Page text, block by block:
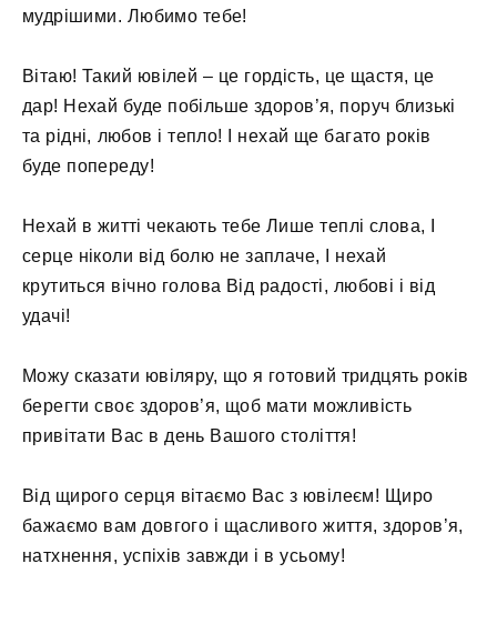
мудрішими. Любимо тебе!
Вітаю! Такий ювілей – це гордість, це щастя, це
дар! Нехай буде побільше здоров’я, поруч близькі
та рідні, любов і тепло! І нехай ще багато років
буде попереду!
Нехай в житті чекають тебе Лише теплі слова, І
серце ніколи від болю не заплаче, І нехай
крутиться вічно голова Від радості, любові і від
удачі!
Можу сказати ювіляру, що я готовий тридцять років
берегти своє здоров’я, щоб мати можливість
привітати Вас в день Вашого століття!
Від щирого серця вітаємо Вас з ювілеєм! Щиро
бажаємо вам довгого і щасливого життя, здоров’я,
натхнення, успіхів завжди і в усьому!